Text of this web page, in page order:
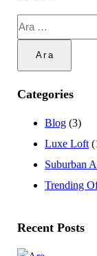
Arama:
Categories
Blog (3)
Luxe Loft
Suburban
Trending
Recent Posts